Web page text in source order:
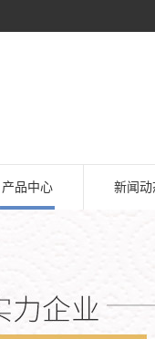
产品中心 新闻动